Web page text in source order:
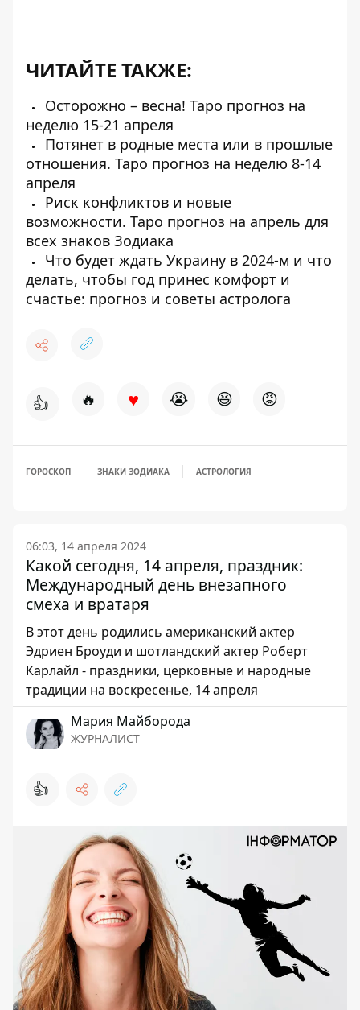
ЧИТАЙТЕ ТАКЖЕ:
Осторожно – весна! Таро прогноз на
неделю 15-21 апреля
Потянет в родные места или в прошлые
отношения. Таро прогноз на неделю 8-14
апреля
Риск конфликтов и новые
возможности. Таро прогноз на апрель для
всех знаков Зодиака
Что будет ждать Украину в 2024-м и что
делать, чтобы год принес комфорт и
счастье: прогноз и советы астролога
👍 🔥 ♥ 😭 😆 😡
ГОРОСКОП ЗНАКИ ЗОДИАКА АСТРОЛОГИЯ
06:03, 14 апреля 2024
Какой сегодня, 14 апреля, праздник:
Международный день внезапного
смеха и вратаря
В этот день родились американский актер
Эдриен Броуди и шотландский актер Роберт
Карлайл - праздники, церковные и народные
традиции на воскресенье, 14 апреля
Мария Майборода
ЖУРНАЛИСТ
👍